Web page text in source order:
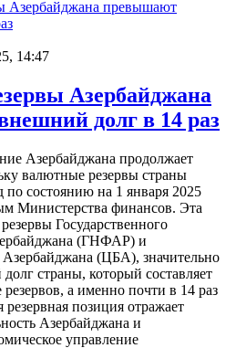
14:47
Азербайджана
долг в 14 раз
Азербайджана продолжает
валютные резервы страны
состоянию на 1 января 2025
Министерства финансов. Эта
Государственного
(ГНФАР) и
Азербайджана (ЦБА), значительно
страны, который составляет
а именно почти в 14 раз
позиция отражает
Азербайджана и
управление